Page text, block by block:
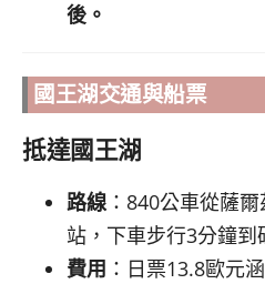
後。
國王湖交通與船票
抵達國王湖
路線：840公車從薩
站，下車步行3分鐘到
費用 ：日票13.8歐元